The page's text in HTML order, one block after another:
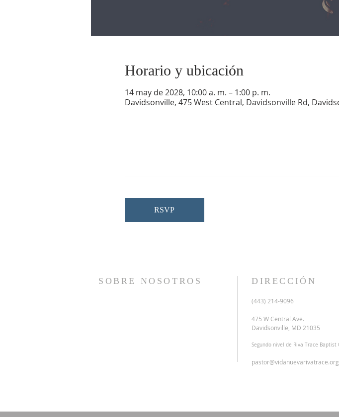
Horario y ubicación
14 may de 2028, 10:00 a. m. – 1:00 p. m.
Davidsonville, 475 West Central, Davidsonville Rd,
RSVP
SOBRE NOSOTROS DIRECCIÓN
(443) 214-9096
475 W Central Ave.
Davidsonville, MD 21035
Segundo nivel de Riva Trace Baptist
pastor@vidanuevarivatrace.org